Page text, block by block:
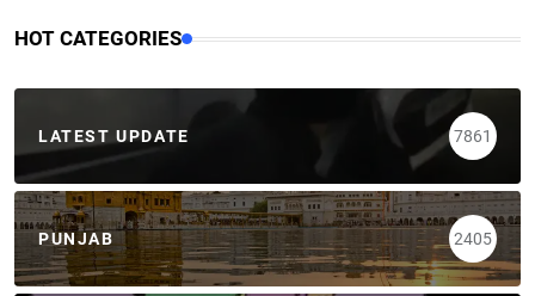
HOT CATEGORIES
LATEST UPDATE 7861
PUNJAB 2405